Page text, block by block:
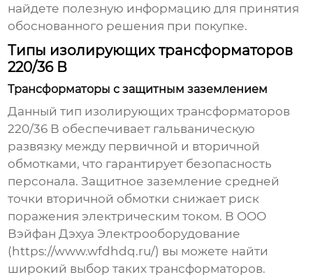
найдете полезную информацию для принятия
обоснованного решения при покупке.
Типы изолирующих трансформаторов
220/36 В
Трансформаторы с защитным заземлением
Данный тип изолирующих трансформаторов
220/36 В обеспечивает гальваническую
развязку между первичной и вторичной
обмотками, что гарантирует безопасность
персонала. Защитное заземление средней
точки вторичной обмотки снижает риск
поражения электрическим током. В ООО
Вэйфан Дэхуа Электрооборудование
( https://www.wfdhdq.ru/) вы можете найти
широкий выбор таких трансформаторов.